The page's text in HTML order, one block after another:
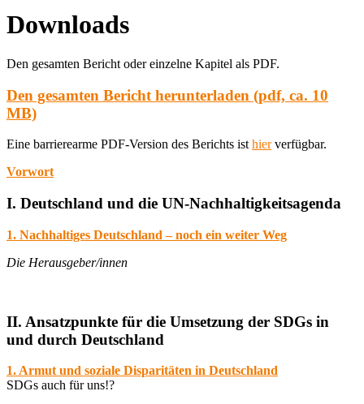
Downloads
Den gesamten Bericht oder einzelne Kapitel als PDF.
Den gesamten Bericht herunterladen (pdf, ca. 10
MB)
Eine barrierearme PDF-Version des Berichts isthierverfügbar.
Vorwort
I. Deutschland und die UN-Nachhaltigkeitsagenda
1. Nachhaltiges Deutschland – noch ein weiter Weg
Die Herausgeber/innen
II. Ansatzpunkte für die Umsetzung der SDGs in
und durch Deutschland
1. Armut und soziale Disparitäten in Deutschland
SDGs auch für uns!?